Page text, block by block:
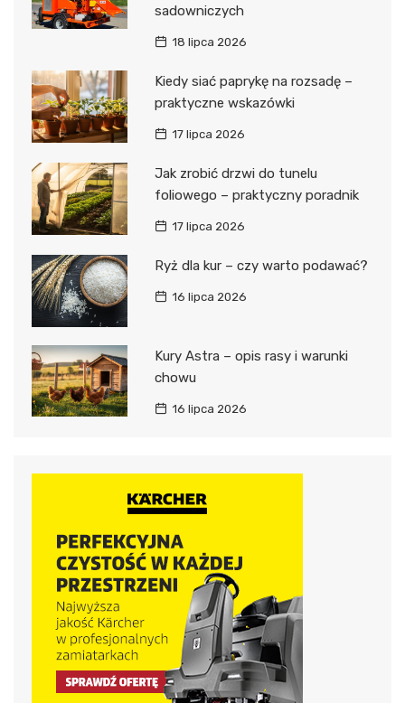
sadowniczych
18 lipca 2026
Kiedy siać paprykę na rozsadę –
praktyczne wskazówki
17 lipca 2026
Jak zrobić drzwi do tunelu
foliowego – praktyczny poradnik
17 lipca 2026
Ryż dla kur – czy warto podawać?
16 lipca 2026
Kury Astra – opis rasy i warunki
chowu
16 lipca 2026